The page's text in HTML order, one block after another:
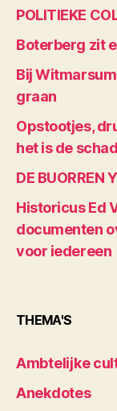
POLITIEKE
Boterberg zit
Bij
graan
Opstootjes,
het is de
DE BUORREN
Historicus Ed
documenten
voor iedereen
THEMA'S
Ambtelijke
Anekdotes